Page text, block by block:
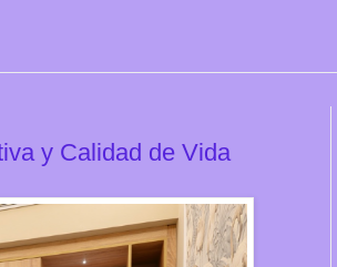
y Calidad de Vida